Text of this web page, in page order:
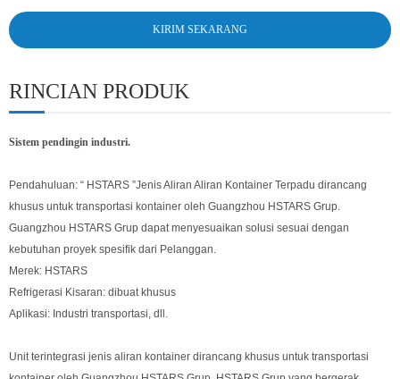
KIRIM SEKARANG
RINCIAN PRODUK
Sistem pendingin industri.
Pendahuluan: “ HSTARS ”Jenis Aliran Aliran Kontainer Terpadu dirancang
khusus untuk transportasi kontainer oleh Guangzhou HSTARS Grup.
Guangzhou HSTARS Grup dapat menyesuaikan solusi sesuai dengan
kebutuhan proyek spesifik dari Pelanggan.
Merek: HSTARS
Refrigerasi Kisaran: dibuat khusus
Aplikasi: Industri transportasi, dll.
Unit terintegrasi jenis aliran kontainer dirancang khusus untuk transportasi